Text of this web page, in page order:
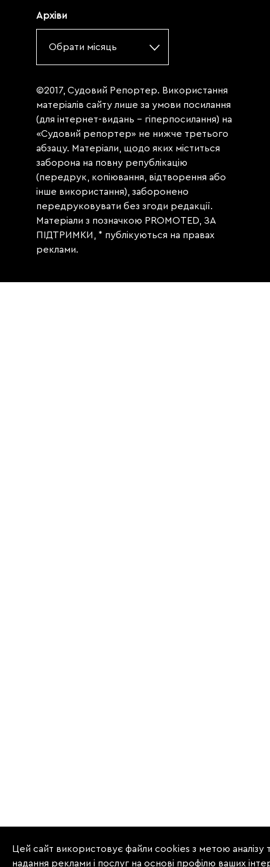
Архіви
Обрати місяць
©2017, Судовий Репортер. Використання
матеріалів сайту лише за умови посилання
(для інтернет-видань - гіперпосилання) на
«Судовий репортер» не нижче третього
абзацу. Матеріали, щодо яких міститься
заборона на повну републікацію
(передрук, копіювання, відтворення або
інше використання), заборонено
передруковувати без згоди редакції.
Матеріали з позначкою PROMOTED, ЗА
ПІДТРИМКИ, * публікуються на правах
реклами.
Цей сайт використовує файли cookies з метою аналізу
надання реклами і послуг на основі профілю ваших